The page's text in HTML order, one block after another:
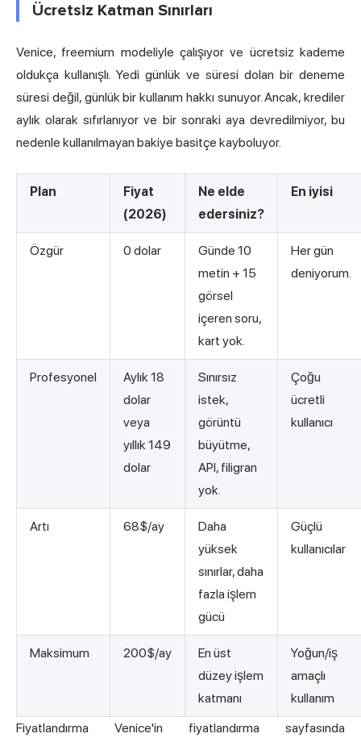
Ücretsiz Katman Sınırları
Venice, freemium modeliyle çalışıyor ve ücretsiz kademe
oldukça kullanışlı. Yedi günlük ve süresi dolan bir deneme
süresi değil, günlük bir kullanım hakkı sunuyor. Ancak, krediler
aylık olarak sıfırlanıyor ve bir sonraki aya devredilmiyor, bu
nedenle kullanılmayan bakiye basitçe kayboluyor.
Plan
Fiyat
(2026)
Ne elde
edersiniz?
En iyisi
Özgür 0 dolar
Günde 10
metin + 15
görsel
içeren soru,
kart yok.
Her gün
deniyorum.
Profesyonel
Aylık 18
dolar
veya
yıllık 149
dolar
Sınırsız
istek,
görüntü
büyütme,
API, filigran
yok.
Çoğu
ücretli
kullanıcı
Artı 68$/ay
Daha
yüksek
sınırlar, daha
fazla işlem
gücü
Güçlü
kullanıcılar
Maksimum 200$/ay
En üst
düzey işlem
katmanı
Yoğun/iş
amaçlı
kullanım
Fiyatlandırma Venice'in fiyatlandırma sayfasında